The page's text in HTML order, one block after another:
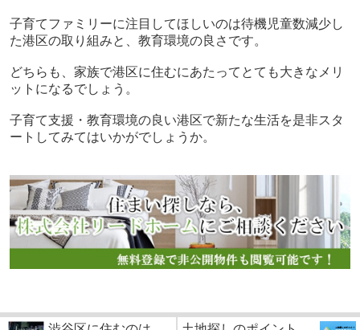
子育てファミリーに注目してほしいのは待機児童数減少し
た港区の取り組みと、教育環境の良さです。
どちらも、家族で港区に住むにあたってとても大きなメリ
ットになるでしょう。
子育て支援・教育環境の良い港区で新たな生活を是非スタ
ートしてみてはいかがでしょうか。